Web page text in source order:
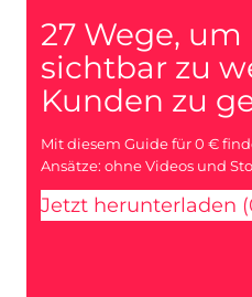
27 Wege,
sichtbar zu
Kunden zu
Mit diesem Guide für 0 €
Ansätze: ohne Videos und
Jetzt herunterladen